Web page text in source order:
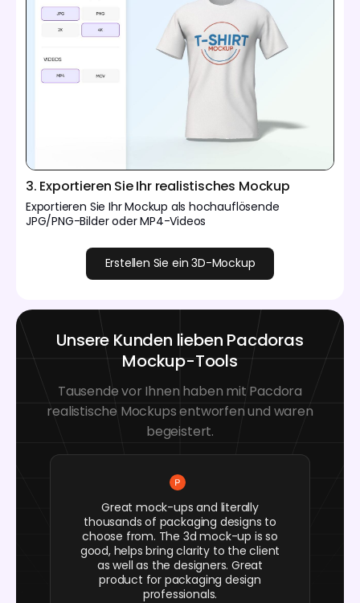
3. Exportieren Sie Ihr realistisches Mockup
Exportieren Sie Ihr Mockup als hochauflösende
JPG/PNG-Bilder oder MP4-Videos
Erstellen Sie ein 3D-Mockup
Unsere Kunden lieben Pacdoras
Mockup-Tools
Tausende vor Ihnen haben mit Pacdora
realistische Mockups entworfen und waren
begeistert.
Great mock-ups and literally
thousands of packaging designs to
choose from. The 3d mock-up is so
good, helps bring clarity to the client
as well as the designers. Great
product for packaging design
professionals.